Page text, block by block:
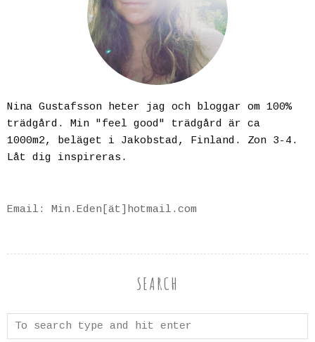
Nina Gustafsson heter jag och bloggar om 100%
trädgård. Min "feel good" trädgård är ca
1000m2, beläget i Jakobstad, Finland. Zon 3-4.
Låt dig inspireras.
Email: Min.Eden[ät]hotmail.com
SEARCH